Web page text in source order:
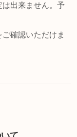
出来ません。予
確認いただけま